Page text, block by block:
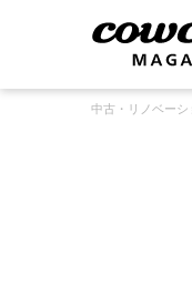
中古・リノベー